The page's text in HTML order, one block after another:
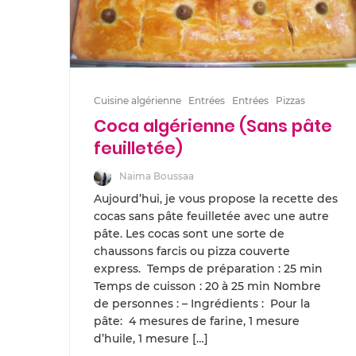
Cuisine algérienne Entrées Entrées Pizzas
Coca algérienne (Sans pâte
feuilletée)
Naima Boussaa
Aujourd’hui, je vous propose la recette des
cocas sans pâte feuilletée avec une autre
pâte. Les cocas sont une sorte de
chaussons farcis ou pizza couverte
express. Temps de préparation : 25 min
Temps de cuisson : 20 à 25 min Nombre
de personnes : – Ingrédients : Pour la
pâte: 4 mesures de farine, 1 mesure
d’huile, 1 mesure […]